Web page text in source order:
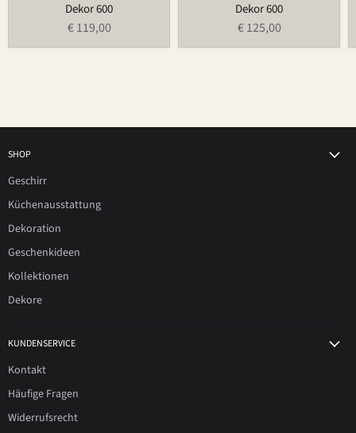
Dekor 600
€ 119,00
Dekor 600
€ 125,00
SHOP
Geschirr
Küchenausstattung
Dekoration
Geschenkideen
Kollektionen
Dekore
KUNDENSERVICE
Kontakt
Häufige Fragen
Widerrufsrecht